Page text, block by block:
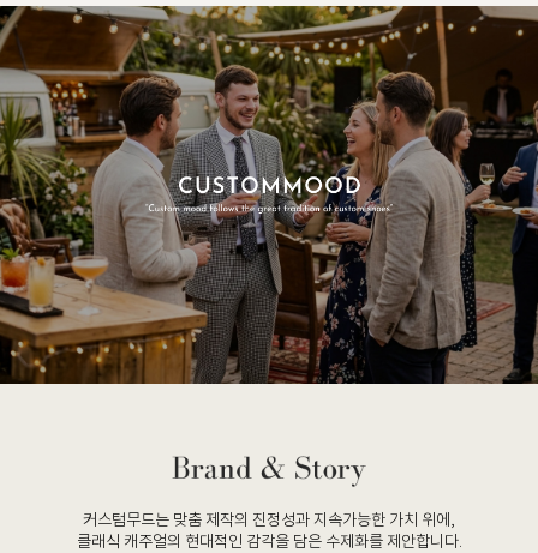
커스텀무드는 맞춤 제작의 진정성과 지속가능한 가치 위에,
클래식 캐주얼의 현대적인 감각을 담은 수제화를 제안합니다.